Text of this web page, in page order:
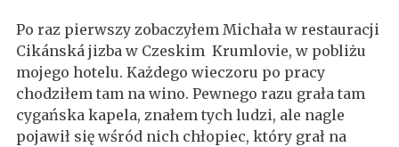
Po raz pierwszy zobaczyłem Michała w restauracji
Cikánská jizba w Czeskim Krumlovie, w pobliżu
mojego hotelu. Każdego wieczoru po pracy
chodziłem tam na wino. Pewnego razu grała tam
cygańska kapela, znałem tych ludzi, ale nagle
pojawił się wśród nich chłopiec, który grał na